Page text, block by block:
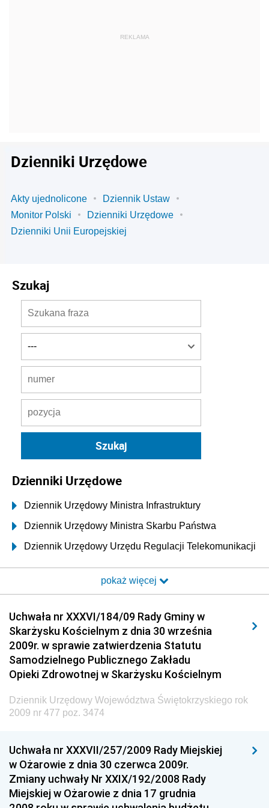
Dzienniki Urzędowe
Akty ujednolicone
Dziennik Ustaw
Monitor Polski
Dzienniki Urzędowe
Dzienniki Unii Europejskiej
Szukaj
Dzienniki Urzędowe
Dziennik Urzędowy Ministra Infrastruktury
Dziennik Urzędowy Ministra Skarbu Państwa
Dziennik Urzędowy Urzędu Regulacji Telekomunikacji
Dziennik Urzędowy Ministra Transportu i Budownictwa
Elektronicznej
Dziennik Urzędowy Ministra Spraw Wewnętrznych i
Administracji
Dziennik Urzędowy Ministra Transportu
Dziennik Urzędowy Ministra Budownictwa
Dziennik Urzędowy Ministra Nauki i Szkolnictwa
Dziennik Urzędowy Głównego Urzędu Miar
Dziennik Urzędowy Ministra Rolnictwa i Rozwoju Wsi
Dziennik Urzędowy Ministra Edukacji Narodowej i
Sportu
pokaż więcej
Uchwała nr XXXVI/184/09 Rady Gminy w
Skarżysku Kościelnym z dnia 30 września
2009r. w sprawie zatwierdzenia Statutu
Samodzielnego Publicznego Zakładu
Opieki Zdrowotnej w Skarżysku Kościelnym
Dziennik Urzędowy Województwa Świętokrzyskiego rok
2009 nr 477 poz. 3474
Uchwała nr XXXVII/257/2009 Rady Miejskiej
w Ożarowie z dnia 30 czerwca 2009r.
Zmiany uchwały Nr XXIX/192/2008 Rady
Miejskiej w Ożarowie z dnia 17 grudnia